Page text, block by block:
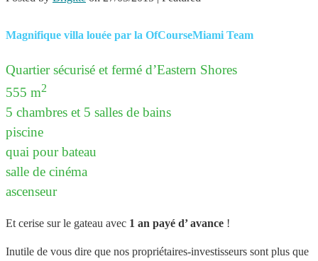
Magnifique villa louée par la OfCourseMiami Team
Quartier sécurisé et fermé d’Eastern Shores
555 m2
5 chambres et 5 salles de bains
piscine
quai pour bateau
salle de cinéma
ascenseur
Et cerise sur le gateau avec 1 an payé d’ avance !
Inutile de vous dire que nos propriétaires-investisseurs sont plus que